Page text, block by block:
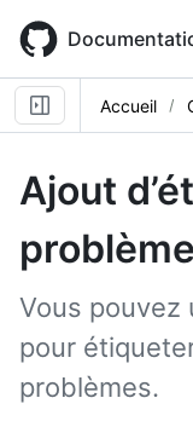
main
content
Accueil
Ajout
Vous pouvez
pour
problèmes.